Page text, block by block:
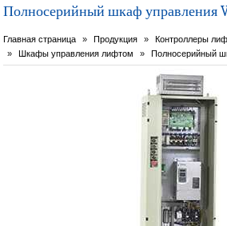
Полносерийный шкаф управления
Главная страница Продукция
Контроллеры
Шкафы управления лифтом
Полносерийный